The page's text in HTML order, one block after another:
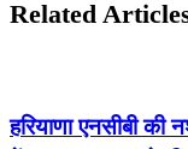
Related
हरियाणा एनसीबी की